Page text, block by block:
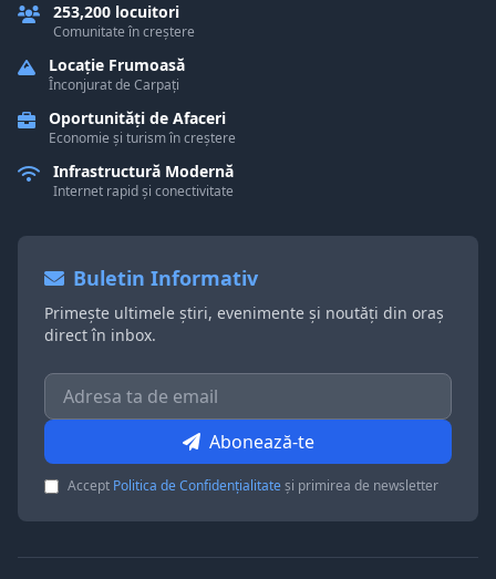
253,200 locuitori
Comunitate în creștere
Locație Frumoasă
Înconjurat de Carpați
Oportunități de Afaceri
Economie și turism în creștere
Infrastructură Modernă
Internet rapid și conectivitate
Buletin Informativ
Primește ultimele știri, evenimente și noutăți din oraș
direct în inbox.
Abonează-te
Accept Politica de Confidențialitateși primirea de newsletter